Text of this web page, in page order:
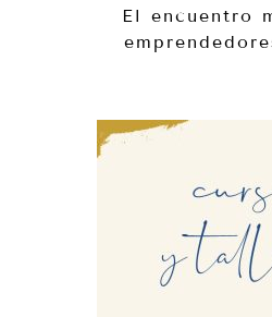
El encuentro